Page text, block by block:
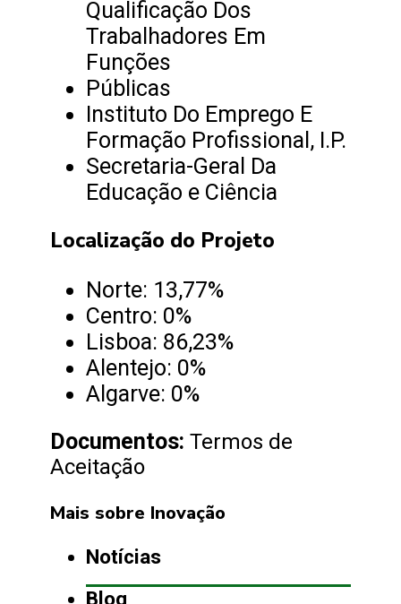
Qualificação Dos
Trabalhadores Em
Funções
Públicas
Instituto Do Emprego E
Formação Profissional, I.P.
Secretaria-Geral Da
Educação e Ciência
Localização do Projeto
Norte: 13,77%
Centro: 0%
Lisboa: 86,23%
Alentejo: 0%
Algarve: 0%
Documentos: Termos de
Aceitação
Mais sobre Inovação
Notícias
Blog